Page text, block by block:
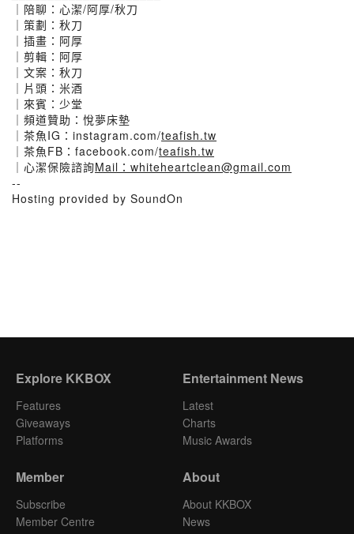
｜陪聊：心潔/阿厚/秋刀
｜策劃：秋刀
｜插畫：阿厚
｜剪輯：阿厚
｜文案：秋刀
｜片頭：米酒
｜來賓：少堂
｜頻道贊助：悅夢床墊
｜茶魚IG：instagram.com/teafish.tw
｜茶魚FB：facebook.com/teafish.tw
｜心潔保險諮詢Mail：whiteheartclean@gmail.com
--
Hosting provided by SoundOn
Explore KKBOX
Features
Giveaways
Platforms
Entertainment News
Latest
Charts
Music Awards
Member
Subscribe
Member Centre
About
About KKBOX
News